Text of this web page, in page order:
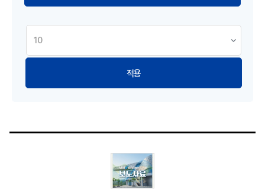
적용